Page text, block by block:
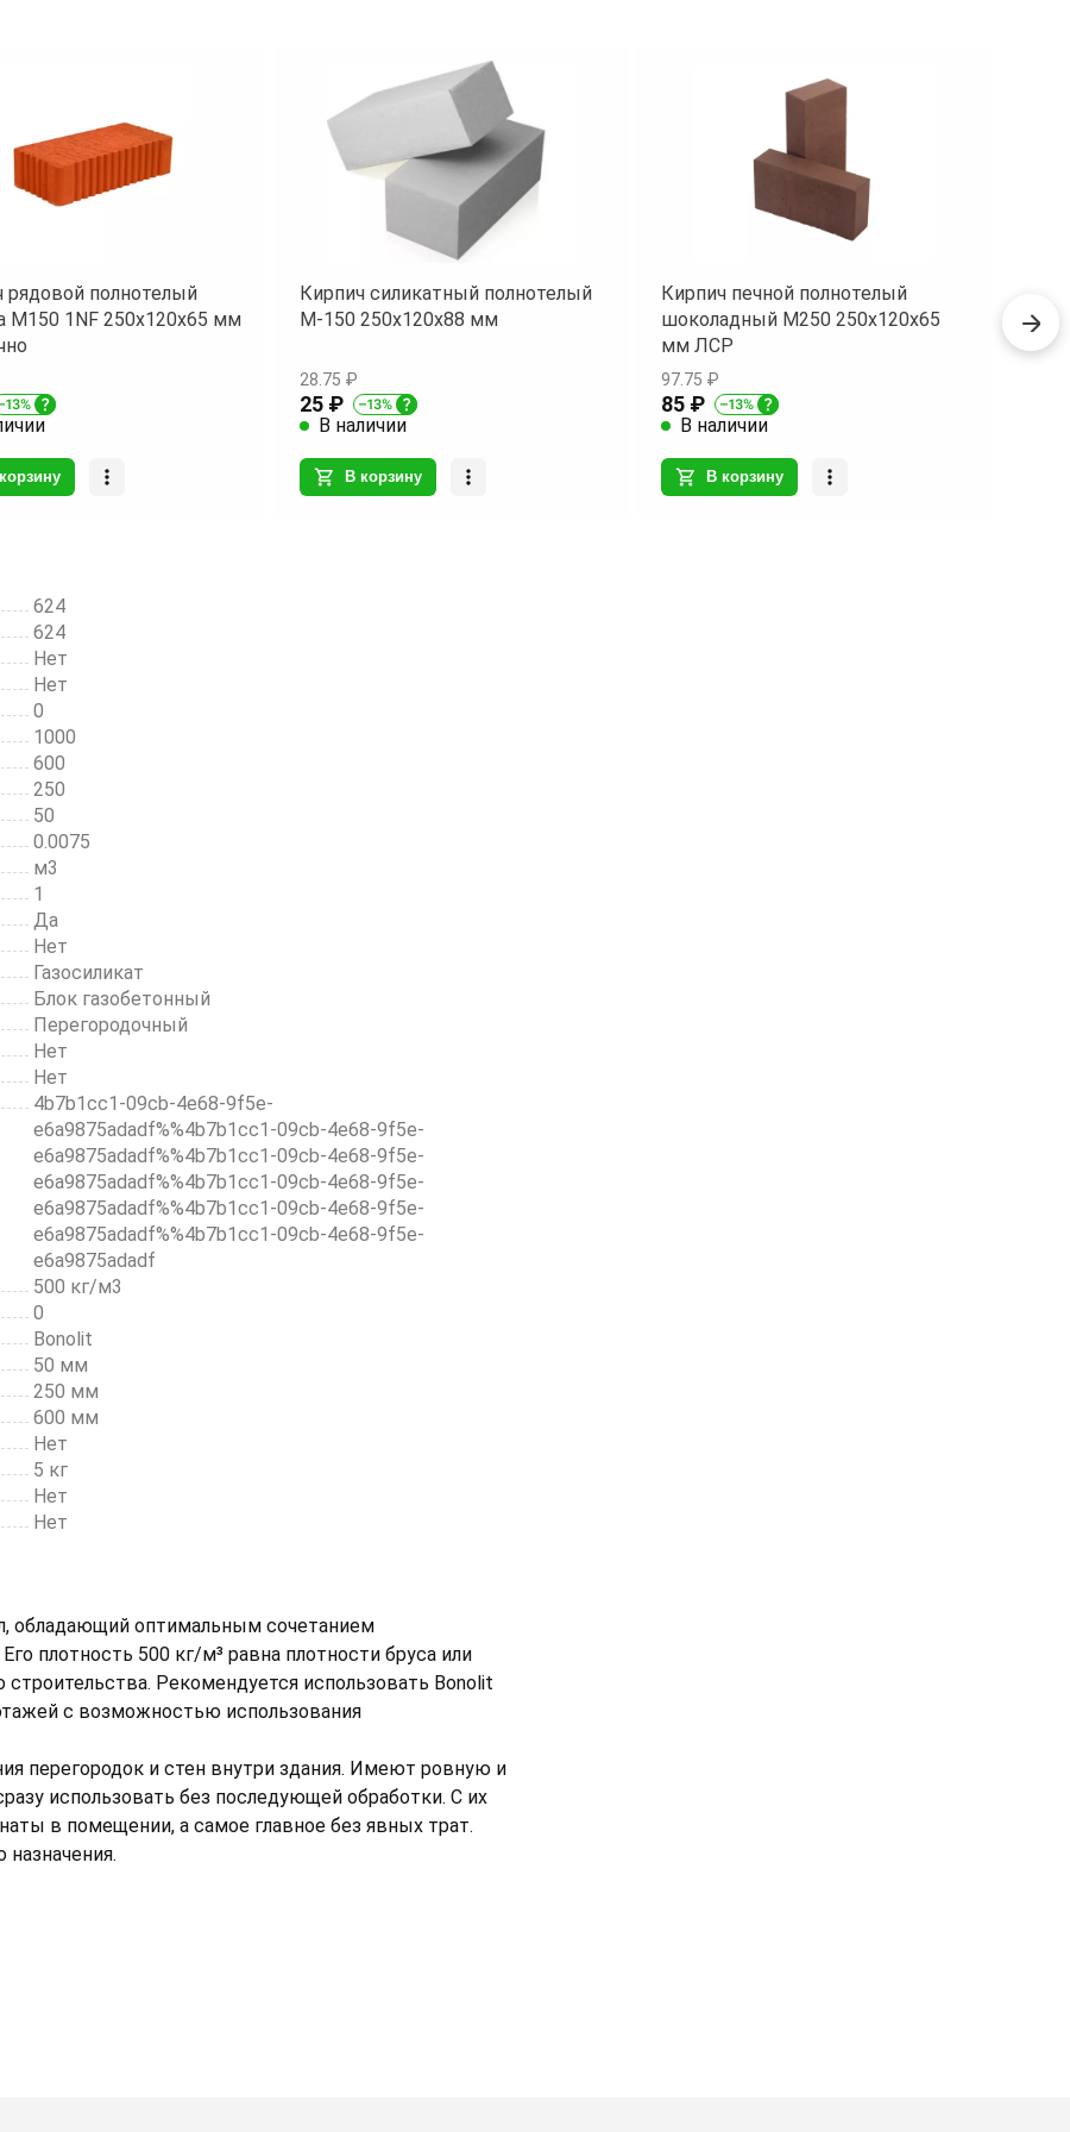
рядовой полнотелый
М150 1NF 250х120х65 мм
Кирпич силикатный полнотелый
М-150 250х120х88 мм
28.75 ₽
25 ₽
В наличии
В корзину
Кирпич печной полнотелый
шоколадный М250 250х120х65
мм ЛСР
97.75 ₽
85 ₽
В наличии
В корзину
624
624
Нет
Нет
0
1000
600
250
50
0.0075
м3
1
Да
Нет
Газосиликат
Блок газобетонный
Перегородочный
Нет
Нет
4b7b1cc1-09cb-4e68-9f5e-
e6a9875adadf%%4b7b1cc1-09cb-4e68-9f5e-
e6a9875adadf%%4b7b1cc1-09cb-4e68-9f5e-
e6a9875adadf%%4b7b1cc1-09cb-4e68-9f5e-
e6a9875adadf%%4b7b1cc1-09cb-4e68-9f5e-
e6a9875adadf%%4b7b1cc1-09cb-4e68-9f5e-
e6a9875adadf
500 кг/м3
0
Bonolit
50 мм
250 мм
600 мм
Нет
5 кг
Нет
Нет
обладающий оптимальным сочетанием
плотность 500 кг/м³ равна плотности бруса или
Рекомендуется использовать Bonolit
с возможностью использования
перегородок и стен внутри здания. Имеют ровную и
использовать без последующей обработки. С их
в помещении, а самое главное без явных трат.